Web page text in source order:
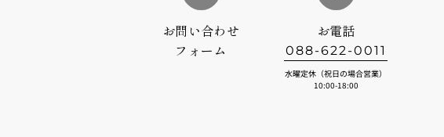
お問い合わせ
フォーム
お電話
088-622-0011
水曜定休（祝日の場合営業）
10:00-18:00